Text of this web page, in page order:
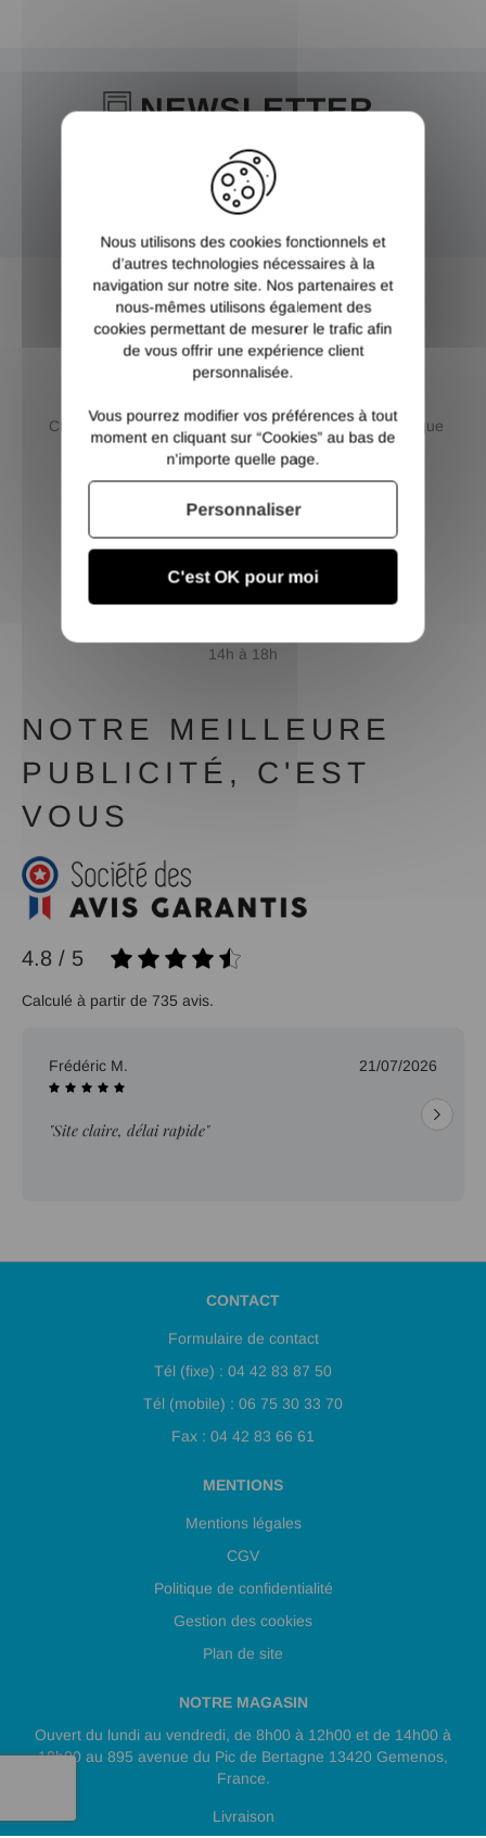
NEWSLETTER
Inscrivez-vous et recevez nos bons plans
CB / Paypal / 3 et 4 X sans
frais / Virement
LIVRAISON AU
Livraison France et Belgique
ou retrait dépôt
SERVICE CLIENT
Contactez nous du lundi au
14h à 18h
NOTRE MEILLEURE
PUBLICITÉ, C'EST
VOUS
4.8 / 5
Calculé à partir de 735 avis.
Frédéric M. 21/07/2026
"Site claire, délai rapide"
CONTACT
Formulaire de contact
Tél (fixe) : 04 42 83 87 50
Tél (mobile) : 06 75 30 33 70
Fax : 04 42 83 66 61
MENTIONS
Mentions légales
CGV
Politique de confidentialité
Gestion des cookies
Plan de site
NOTRE MAGASIN
Ouvert du lundi au vendredi, de 8h00 à 12h00 et de 14h00 à
18h00 au 895 avenue du Pic de Bertagne 13420 Gemenos,
France.
Livraison
Nous utilisons des cookies fonctionnels et
d’autres technologies nécessaires à la
navigation sur notre site. Nos partenaires et
nous-mêmes utilisons également des
cookies permettant de mesurer le trafic afin
de vous offrir une expérience client
personnalisée.
Vous pourrez modifier vos préférences à tout
moment en cliquant sur “Cookies” au bas de
n'importe quelle page.
C'est OK pour moi
Personnaliser